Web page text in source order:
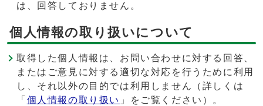
は、回答しておりません。
個人情報の取り扱いについて
取得した個人情報は、お問い合わせに対する回答、
またはご意見に対する適切な対応を行うために利用
し、それ以外の目的では利用しません（詳しくは
「 個人情報の取り扱い 」をご覧ください）。